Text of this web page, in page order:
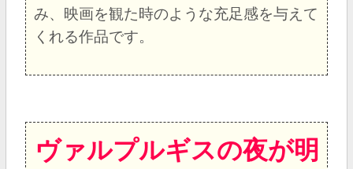
み、映画を観た時のような充足感を与えて
くれる作品です。
ヴァルプルギスの夜が明